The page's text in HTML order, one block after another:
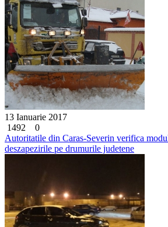
13 Ianuarie 2017
1492
0
Autoritatile din Caras-Severin verifica
deszapezirile pe drumurile judetene